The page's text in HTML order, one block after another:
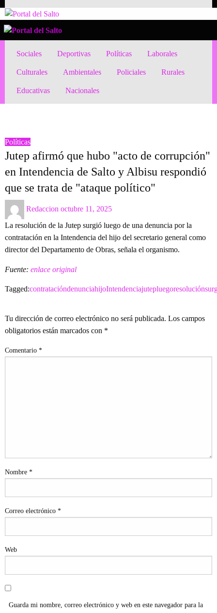
to
content
Portal del Salto
Noticias del norte del país.
Portal del Salto
Noticias del norte del país.
Sociales
Deportivas Políticas Laborales
Culturales Ambientales Policiales Rurales
Educativas Nacionales
Políticas
Jutep afirmó que hubo "acto de corrupción"
en Intendencia de Salto y Albisu respondió
que se trata de "ataque político"
Redaccion
Posted
octubre 11, 2025
La resolución de la Jutep surgió luego de una denuncia por la
contratación en la Intendencia del hijo del secretario general como
director del Departamento de Obras, señala el organismo.
Fuente: enlace original
Tagged:contratacióndenunciahijoIntendenciajutepluegoresolución
Tu dirección de correo electrónico no será publicada. Los campos
obligatorios están marcados con *
Comentario *
Nombre *
Correo electrónico *
Web
Guarda mi nombre, correo electrónico y web en este navegador para la